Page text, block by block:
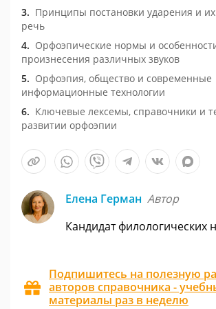
Принципы постановки ударения и
речь
Орфоэпические нормы и
произнесения различных звуков
Орфоэпия, общество и современные
информационные технологии
Ключевые лексемы, справочники и
развитии орфоэпии
Елена Герман Автор
Кандидат филологических
Подпишитесь на полезную
авторов справочника -
материалы раз в неделю